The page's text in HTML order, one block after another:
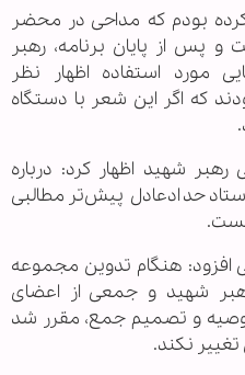
کرده بودم که مداحی در محضر
و پس از پایان برنامه، رهبر
مورد استفاده اظهار نظر
که اگر این شعر با دستگاه
رهبر شهید اظهار کرد: درباره
حدادعادل پیش‌تر مطالبی
افزود: هنگام تدوین مجموعه
شهید و جمعی از اعضای
و تصمیم جمع، مقرر شد
نکند.